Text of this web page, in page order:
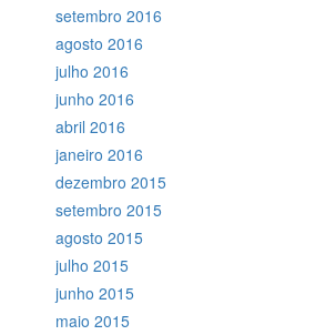
setembro 2016
agosto 2016
julho 2016
junho 2016
abril 2016
janeiro 2016
dezembro 2015
setembro 2015
agosto 2015
julho 2015
junho 2015
maio 2015